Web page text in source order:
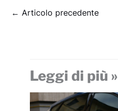
← Articolo precedente
Leggi di più »